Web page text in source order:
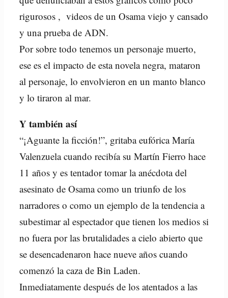
rigurosos , videos de un Osama viejo y cansado
y una prueba de ADN.
Por sobre todo tenemos un personaje muerto,
ese es el impacto de esta novela negra, mataron
al personaje, lo envolvieron en un manto blanco
y lo tiraron al mar.
Y también así
“¡Aguante la ficción!”, gritaba eufórica María
Valenzuela cuando recibía su Martín Fierro hace
11 años y es tentador tomar la anécdota del
asesinato de Osama como un triunfo de los
narradores o como un ejemplo de la tendencia a
subestimar al espectador que tienen los medios si
no fuera por las brutalidades a cielo abierto que
se desencadenaron hace nueve años cuando
comenzó la caza de Bin Laden.
Inmediatamente después de los atentados a las